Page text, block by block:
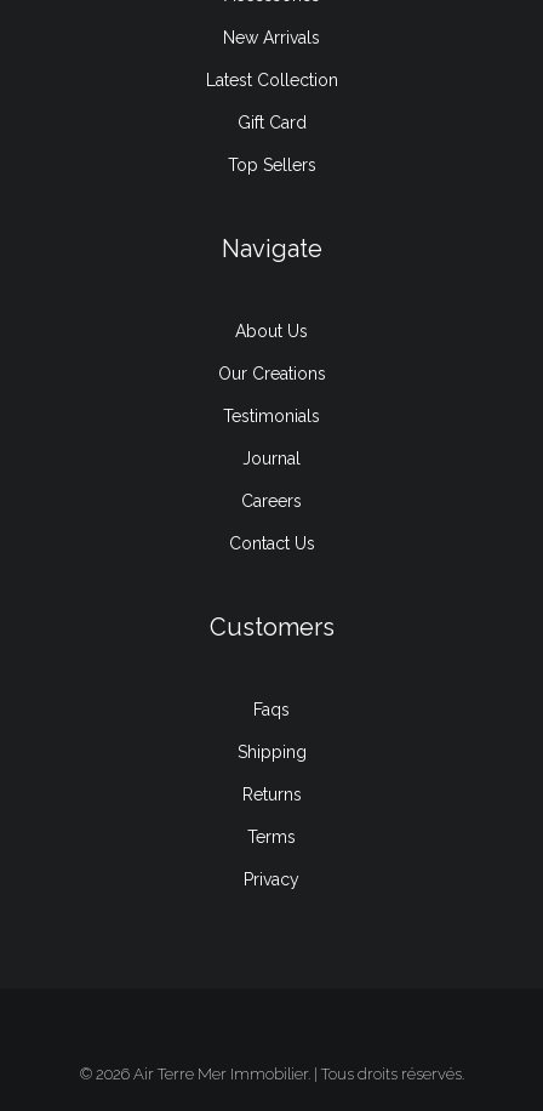
New Arrivals
Latest Collection
Gift Card
Top Sellers
Navigate
About Us
Our Creations
Testimonials
Journal
Careers
Contact Us
Customers
Faqs
Shipping
Returns
Terms
Privacy
© 2026 Air Terre Mer Immobilier. | Tous droits réservés.